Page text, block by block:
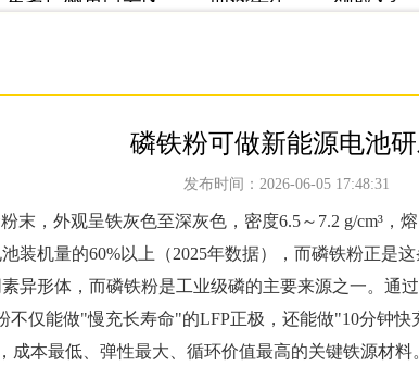
西省桂林市阳朔县 王xx先生 领取
磷铁粉可做新能源电池
发布时间：2026-06-05 17:48:31
末，外观呈铁灰色至深灰色，密度6.5～7.2 g/cm³
装机量的60%以上（2025年数据），而磷铁粉正是
异形体，而磷铁粉是工业级磷的主要来源之一。通
仅能做"慢充长寿命"的LFP正极，还能做"10分钟快
本最低、弹性最大、循环价值最高的关键铁源材